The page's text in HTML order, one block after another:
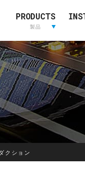
ホーム製品
放送用映
制作
L
A
W
O
I
PRODUCTS
製品
像&音声制作
重要なお知らせ
製品登録
お問い合わせ
クション